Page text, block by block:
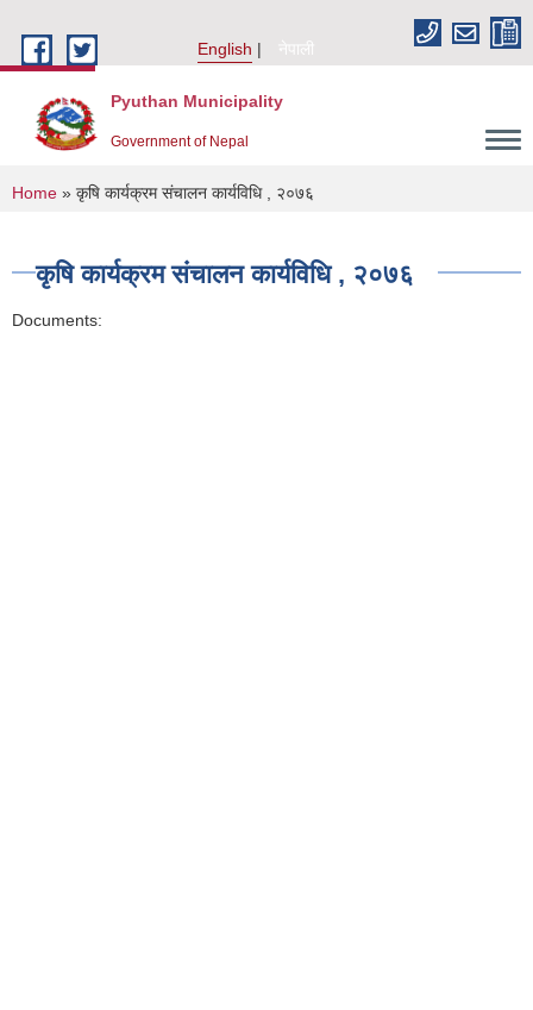
English
नेपाली
Pyuthan Municipality
Government of Nepal
You are here
Home » कृषि कार्यक्रम संचालन कार्यविधि , २०७६
कृषि कार्यक्रम संचालन कार्यविधि , २०७६
Documents: